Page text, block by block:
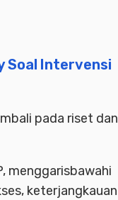
Soal Intervensi
pada riset dan
menggarisbawahi
keterjangkauan